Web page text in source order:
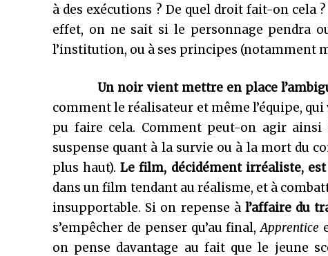
à des exécutions ? De quel droit fait-on
effet, on ne sait si le personnage pendra
l’institution, ou à ses principes (notamment
Un noir vient mettre en place
comment le réalisateur et même l’équipe,
pu faire cela. Comment peut-on agir
suspense quant à la survie ou à la mort du
plus haut).Le film, décidément irréaliste,
dans un film tendant au réalisme, et à
insupportable. Si on repense à l’affaire du
s’empêcher de penser qu’au final, Apprentice
on pense davantage au fait que le jeune